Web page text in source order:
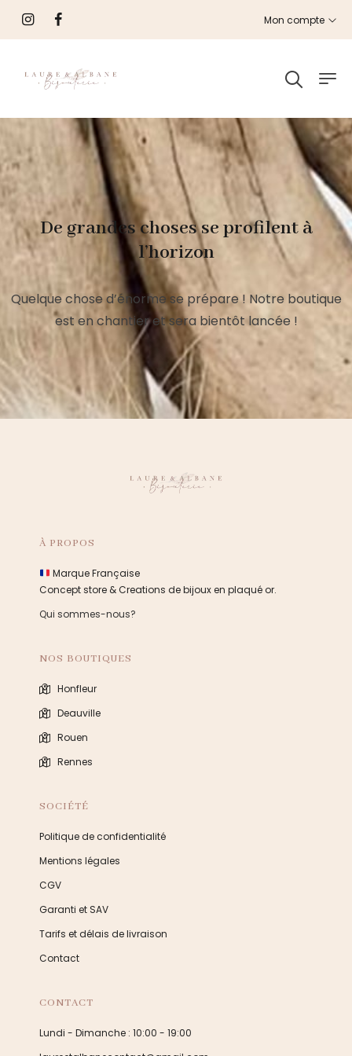
Mon compte
De grandes choses se profilent à
l’horizon
Quelque chose d’énorme se prépare ! Notre boutique
est en chantier et sera bientôt lancée !
À PROPOS
Marque Française
Concept store & Creations de bijoux en plaqué or.
Qui sommes-nous?
NOS BOUTIQUES
Honfleur
Deauville
Rouen
Rennes
SOCIÉTÉ
Politique de confidentialité
Mentions légales
CGV
Garanti et SAV
Tarifs et délais de livraison
Contact
CONTACT
Lundi - Dimanche : 10:00 - 19:00